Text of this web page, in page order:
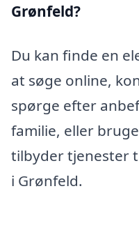
Grønfeld?
Du kan finde en
at søge online,
spørge efter
familie, eller
tilbyder tjenester
i Grønfeld.